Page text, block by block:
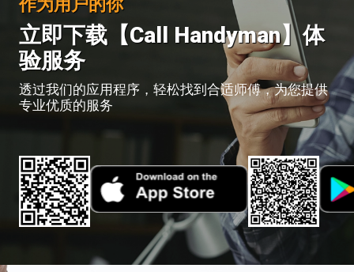
作为用户的你
立即下载【Call Handyman】体
验服务
透过我们的应用程序，轻松找到合适师傅，为您提供
专业优质的服务